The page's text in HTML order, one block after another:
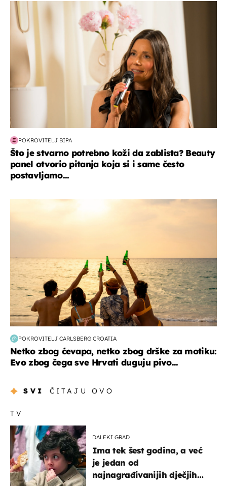
moda & ljepota
POKROVITELJ BIPA
Što je stvarno potrebno koži da zablista? Beauty
panel otvorio pitanja koja si i same često
postavljamo...
POKROVITELJ CARLSBERG CROATIA
Netko zbog ćevapa, netko zbog drške za motiku:
Evo zbog čega sve Hrvati duguju pivo...
SVI ČITAJU OVO
TV
DALEKI GRAD
Ima tek šest godina, a već
je jedan od
najnagrađivanijih dječjih